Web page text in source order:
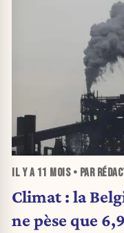
IL Y A 11 MOIS• PAR
Climat : la
ne pèse que